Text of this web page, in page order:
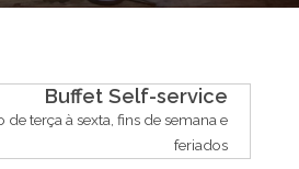
Buffet Self-service
de terça à sexta, fins de semana e
feriados